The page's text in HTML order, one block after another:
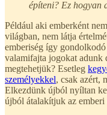
építeni? Ez hogyan
Például aki emberként
világban, nem látja
emberiség így
valamifajta jogokat adunk
megtehetjük? Esetleg
személyekkel, csak azért,
Elkezdünk újból nyíltan
újból átalakítjuk az